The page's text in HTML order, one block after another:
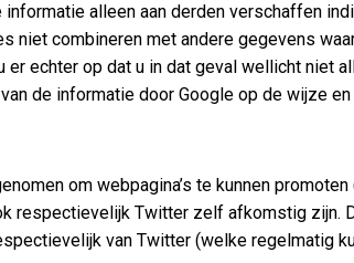
informatie alleen aan derden verschaffen
niet combineren met andere gegevens
er echter op dat u in dat geval wellicht niet
de informatie door Google op de wijze
om webpagina’s te kunnen
respectievelijk Twitter zelf afkomstig zijn.
van Twitter (welke regelmatig